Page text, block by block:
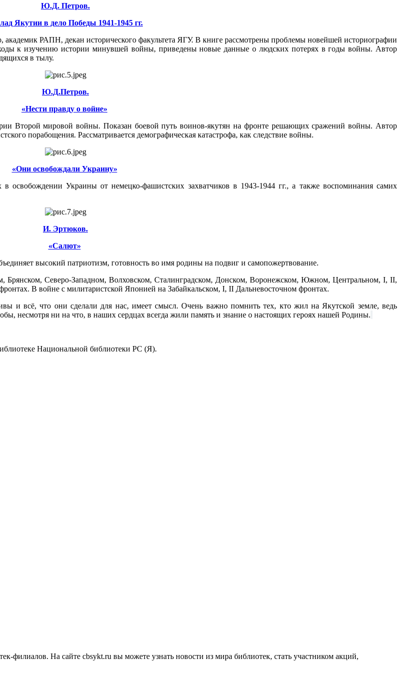
Ю.Д. Петров.
Якутии в дело Победы 1941-1945 гг.
РАПН, декан исторического факультета ЯГУ. В книге рассмотрены проблемы новейшей историографии
к изучению истории минувшей войны, приведены новые данные о людских потерях в годы войны. Автор
в тылу.
Ю.Д.Петров.
«Нести правду о войне»
Второй мировой войны. Показан боевой путь воинов-якутян на фронте решающих сражений войны. Автор
порабощения. Рассматривается демографическая катастрофа, как следствие войны.
«Они освобождали Украину»
освобождении Украины от немецко-фашистских захватчиков в 1943-1944 гг., а также воспоминания самих
И. Эртюков.
«Салют»
высокий патриотизм, готовность во имя родины на подвиг и самопожертвование.
Брянском, Северо-Западном, Волховском, Сталинградском, Донском, Воронежском, Южном, Центральном, I, II,
В войне с милитаристской Японией на Забайкальском, I, II Дальневосточном фронтах.
и всё, что они сделали для нас, имеет смысл. Очень важно помнить тех, кто жил на Якутской земле, ведь
несмотря ни на что, в наших сердцах всегда жили память и знание о настоящих героях нашей Родины.
Национальной библиотеки РС (Я).
филиалов. На сайте cbsykt.ru вы можете узнать новости из мира библиотек, стать участником акций,